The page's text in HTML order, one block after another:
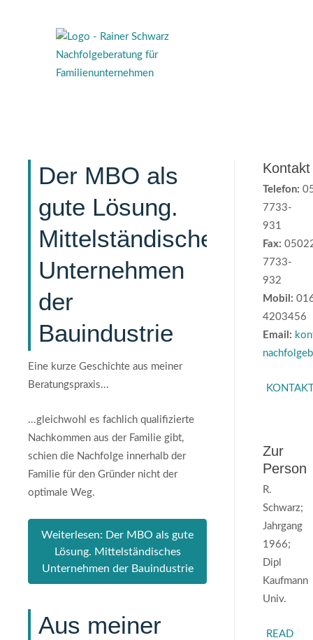
Kontakt
Telefon:
7733-
931
Fax:
7733-
932
Mobil:
4203456
Email:
Zur
Person
R.
Schwarz;
Jahrgang
1966;
Dipl
Kaufmann
Univ.
READ
Der MBO als
gute Lösung.
Mittelständisches
Unternehmen
der
Bauindustrie
Eine kurze Geschichte aus meiner
Beratungspraxis...
...gleichwohl es fachlich qualifizierte
Nachkommen aus der Familie gibt,
schien die Nachfolge innerhalb der
Familie für den Gründer nicht der
optimale Weg.
Weiterlesen: Der MBO als gute
Lösung. Mittelständisches
Unternehmen der Bauindustrie
Aus meiner